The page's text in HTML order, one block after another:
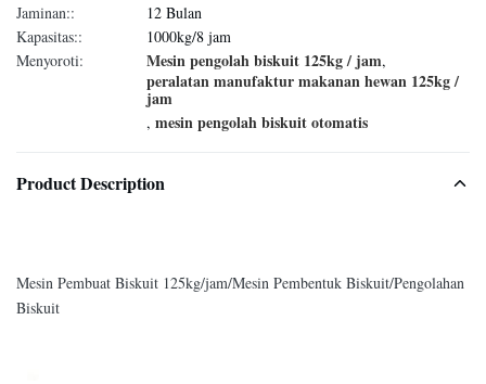
Jaminan::
12 Bulan
Kapasitas::
1000kg/8 jam
Menyoroti:
Mesin pengolah biskuit 125kg / jam,
peralatan manufaktur makanan hewan 125kg /
jam
, mesin pengolah biskuit otomatis
Product Description
Mesin Pembuat Biskuit 125kg/jam/Mesin Pembentuk Biskuit/Pengolahan
Biskuit